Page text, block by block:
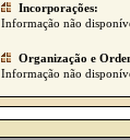
Incorporações:
Informação não
Organização e
Informação não